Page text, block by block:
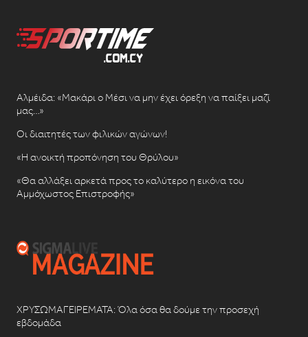
Αλμέιδα: «Μακάρι ο Μέσι να μην έχει όρεξη να παίξει μαζί
μας…»
Οι διαιτητές των φιλικών αγώνων!
«Η ανοικτή προπόνηση του Θρύλου»
«Θα αλλάξει αρκετά προς το καλύτερο η εικόνα του
Αμμόχωστος Επιστροφής»
ΧΡΥΣΩΜΑΓΕΙΡΕΜΑΤΑ: Όλα όσα θα δούμε την προσεχή
εβδομάδα